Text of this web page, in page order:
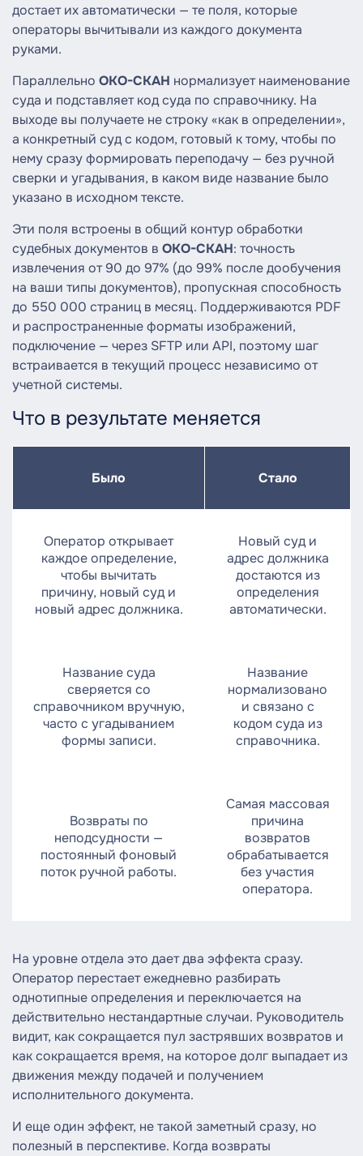
достает их автоматически — те поля, которые
операторы вычитывали из каждого документа
руками.
Параллельно ОКО-СКАН нормализует наименование
суда и подставляет код суда по справочнику. На
выходе вы получаете не строку «как в определении»,
а конкретный суд с кодом, готовый к тому, чтобы по
нему сразу формировать переподачу — без ручной
сверки и угадывания, в каком виде название было
указано в исходном тексте.
Эти поля встроены в общий контур обработки
судебных документов в ОКО-СКАН: точность
извлечения от 90 до 97% (до 99% после дообучения
на ваши типы документов), пропускная способность
до 550 000 страниц в месяц. Поддерживаются PDF
и распространенные форматы изображений,
подключение — через SFTP или API, поэтому шаг
встраивается в текущий процесс независимо от
учетной системы.
Что в результате меняется
Было Стало
Оператор открывает
каждое определение,
чтобы вычитать
причину, новый суд и
новый адрес должника.
Новый суд и
адрес должника
достаются из
определения
автоматически.
Название суда
сверяется со
справочником вручную,
часто с угадыванием
формы записи.
Название
нормализовано
и связано с
кодом суда из
справочника.
Возвраты по
неподсудности —
постоянный фоновый
поток ручной работы.
Самая массовая
причина
возвратов
обрабатывается
без участия
оператора.
На уровне отдела это дает два эффекта сразу.
Оператор перестает ежедневно разбирать
однотипные определения и переключается на
действительно нестандартные случаи. Руководитель
видит, как сокращается пул застрявших возвратов и
как сокращается время, на которое долг выпадает из
движения между подачей и получением
исполнительного документа.
И еще один эффект, не такой заметный сразу, но
полезный в перспективе. Когда возвраты